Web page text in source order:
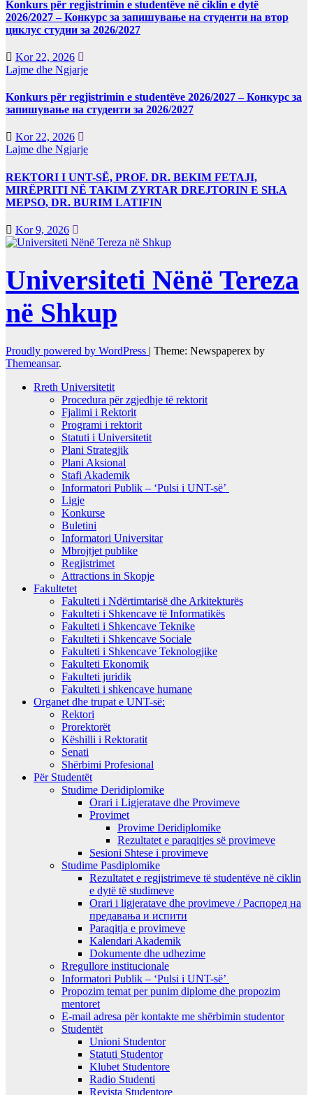
Konkurs për regjistrimin e studentëve në ciklin e dytë
2026/2027 – Конкурс за запишување на студенти на втор
циклус студии за 2026/2027
Kor 22, 2026
Lajme dhe Ngjarje
Konkurs për regjistrimin e studentëve 2026/2027 – Конкурс за
запишување на студенти за 2026/2027
Kor 22, 2026
Lajme dhe Ngjarje
REKTORI I UNT-SË, PROF. DR. BEKIM FETAJI,
MIRËPRITI NË TAKIM ZYRTAR DREJTORIN E SH.A
MEPSO, DR. BURIM LATIFIN
Kor 9, 2026
Universiteti Nënë Tereza
në Shkup
Proudly powered by WordPress | Theme: Newspaperex by
Themeansar.
Rreth Universitetit
Procedura për zgjedhje të rektorit
Fjalimi i Rektorit
Programi i rektorit
Statuti i Universitetit
Plani Strategjik
Plani Aksional
Stafi Akademik
Informatori Publik – ‘Pulsi i UNT-së’
Ligje
Konkurse
Buletini
Informatori Universitar
Mbrojtjet publike
Regjistrimet
Attractions in Skopje
Fakultetet
Fakulteti i Ndërtimtarisë dhe Arkitekturës
Fakulteti i Shkencave të Informatikës
Fakulteti i Shkencave Teknike
Fakulteti i Shkencave Sociale
Fakulteti i Shkencave Teknologjike
Fakulteti Ekonomik
Fakulteti juridik
Fakulteti i shkencave humane
Organet dhe trupat e UNT-së:
Rektori
Prorektorët
Këshilli i Rektoratit
Senati
Shërbimi Profesional
Për Studentët
Studime Deridiplomike
Orari i Ligjeratave dhe Provimeve
Provimet
Provime Deridiplomike
Rezultatet e paraqitjes së provimeve
Sesioni Shtese i provimeve
Studime Pasdiplomike
Rezultatet e regjistrimeve të studentëve në ciklin
e dytë të studimeve
Orari i ligjeratave dhe provimeve / Распоред на
предавањa и испити
Paraqitja e provimeve
Kalendari Akademik
Dokumente dhe udhezime
Rregullore institucionale
Informatori Publik – ‘Pulsi i UNT-së’
Propozim temat per punim diplome dhe propozim
mentoret
E-mail adresa për kontakte me shërbimin studentor
Studentët
Unioni Studentor
Statuti Studentor
Klubet Studentore
Radio Studenti
Revista Studentore